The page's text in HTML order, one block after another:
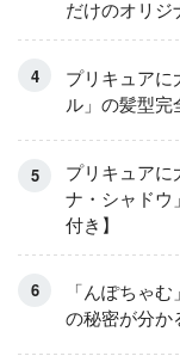
だけのオリ
くるせんたく
プリキュア
ル」の髪型完
プリキュア
ナ・シャドウ
付き】
「んぽちゃ
の秘密が分か